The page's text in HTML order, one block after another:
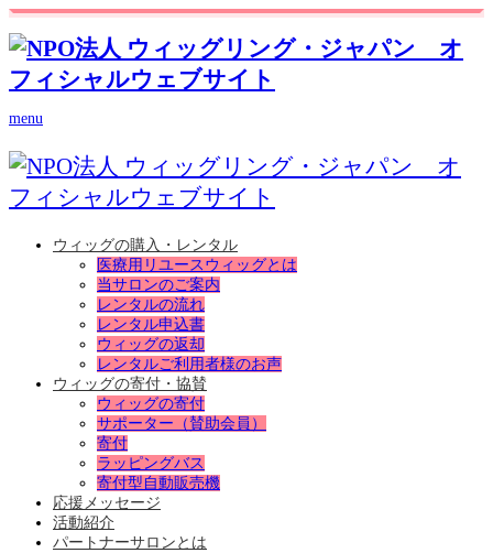
menu
ウィッグの購入・レンタル
医療用リユースウィッグとは
当サロンのご案内
レンタルの流れ
レンタル申込書
ウィッグの返却
レンタルご利用者様のお声
ウィッグの寄付・協賛
ウィッグの寄付
サポーター（賛助会員）
寄付
ラッピングバス
寄付型自動販売機
応援メッセージ
活動紹介
パートナーサロンとは